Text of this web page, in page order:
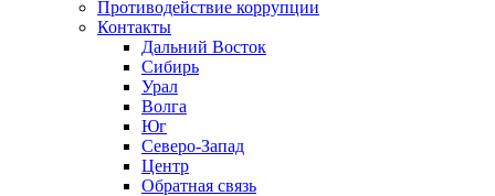
Противодействие коррупции
Контакты
Дальний Восток
Сибирь
Урал
Волга
Юг
Северо-Запад
Центр
Обратная связь